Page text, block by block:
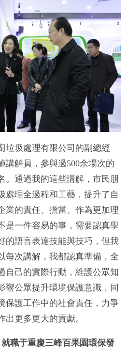
圾處理有限公司的副總經
講解員，參與過500余場次的
。通過我的這些講解，市民朋
處理全過程和工藝，提升了自
業的責任、擔當、作為更加理
是一件容易的事，需要認真學
的語言表達技能與技巧，但我
每次講解，我都認真準備，全
自己的實際行動，維護公眾知
響公眾提升環境保護意識，同
保護工作中的社會責任，力爭
更多更大的貢獻。
職于重慶三峰百果園環保發